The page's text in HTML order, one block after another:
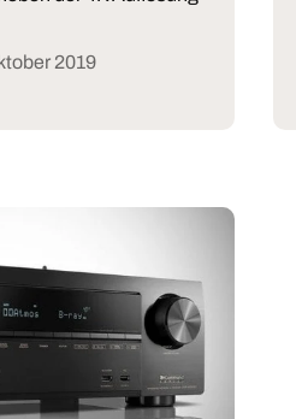
2019